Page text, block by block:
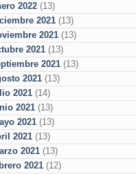
2022 (13)
2021 (13)
2021 (13)
2021 (13)
2021 (13)
2021 (13)
2021 (14)
2021 (13)
2021 (13)
2021 (13)
2021 (13)
2021 (12)